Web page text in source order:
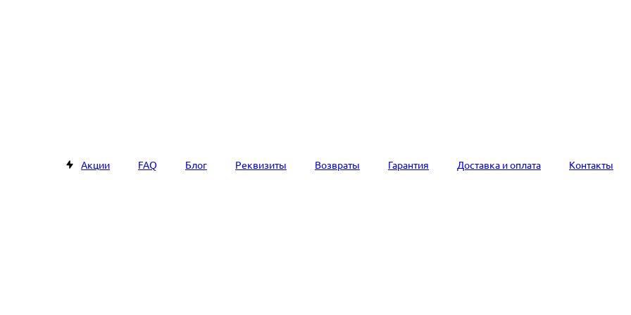
Акции FAQ Блог Реквизиты Возвраты Гарантия Доставка и оплата Контакты